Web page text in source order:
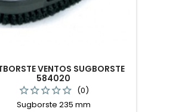
VENTOS SUGBORSTE
584020
(0)
Sugborste 235 mm